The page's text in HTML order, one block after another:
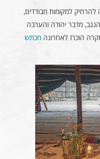
להרחיק למקומות מבודדים,
מדבר יהודה והערבה
הוכרז לאחרונה מכתש